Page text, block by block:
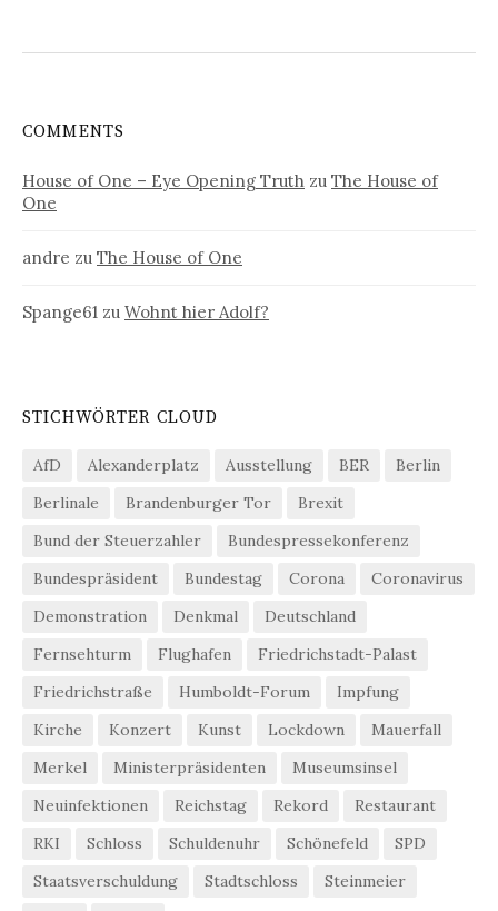
COMMENTS
House of One – Eye Opening Truth zu The House of
One
andre zu The House of One
Spange61 zu Wohnt hier Adolf?
STICHWÖRTER CLOUD
AfD Alexanderplatz Ausstellung BER
Berlin
Berlinale
Brandenburger Tor
Brexit
Bund der Steuerzahler
Bundespressekonferenz
Bundespräsident
Bundestag Corona
Coronavirus
Demonstration
Denkmal
Deutschland
Fernsehturm
Flughafen
Friedrichstadt-Palast
Friedrichstraße
Humboldt-Forum
Impfung
Kirche
Konzert Kunst Lockdown
Mauerfall
Merkel
Ministerpräsidenten
Museumsinsel
Neuinfektionen
Reichstag Rekord
Restaurant
RKI
Schloss Schuldenuhr Schönefeld
SPD
Staatsverschuldung
Stadtschloss
Steinmeier